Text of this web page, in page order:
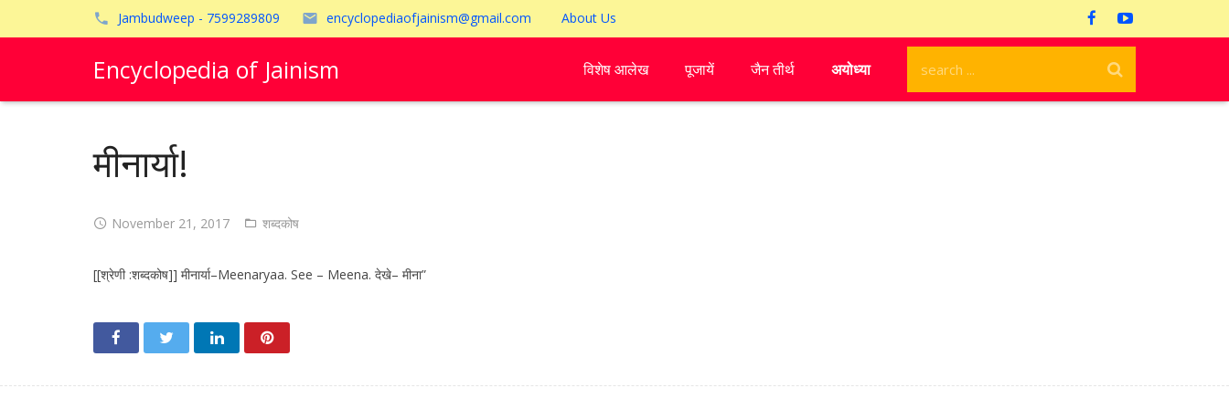
Jambudweep - 7599289809 encyclopediaofjainism@gmail.com About Us
Encyclopedia of Jainism विशेष आलेख पूजायें जैन तीर्थ अयोध्या
मीनार्या!
November 21, 2017 शब्दकोष
[[श्रेणी :शब्दकोष]] मीनार्या–Meenaryaa. See – Meena. देखे– मीना”